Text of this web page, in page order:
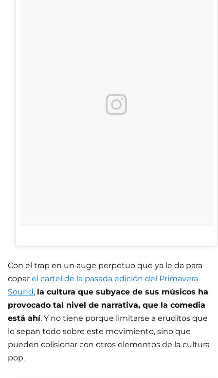
Con el trap en un auge perpetuo que ya le da para
copar el cartel de la pasada edición del Primavera
Sound, la cultura que subyace de sus músicos ha
provocado tal nivel de narrativa, que la comedia
está ahí. Y no tiene porque limitarse a eruditos que
lo sepan todo sobre este movimiento, sino que
pueden colisionar con otros elementos de la cultura
pop.